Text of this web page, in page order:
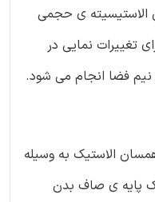
ی حجمی
تغییرات نمایی در
فضا انجام می شود.
الاستیک به وسیله
پایه ی صاف بدن